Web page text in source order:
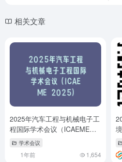
相关文章
2025年汽车工程与机械电子工
程国际学术会议（ICAEME
2025）
学术会议
1年前 1,654